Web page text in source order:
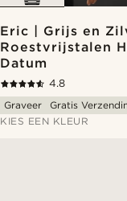
Eric | Grijs en
Roestvrijstalen
Datum
4.8
Graveer
Gratis
KIES EEN KLEUR